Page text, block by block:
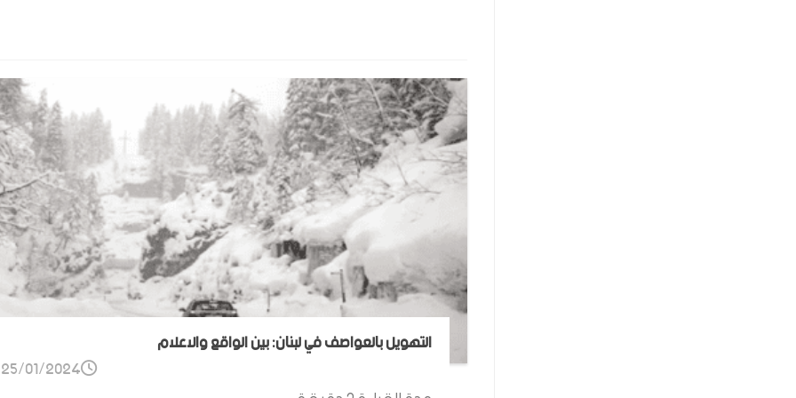
التهويل بالعواصف في لبنان: بين الواقع والاعلام
25/01/2024